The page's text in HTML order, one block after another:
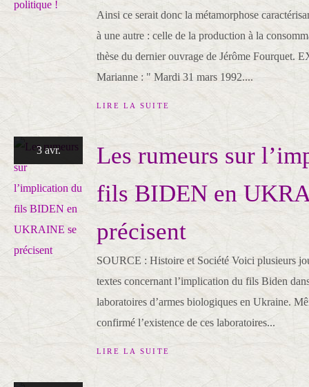
Ainsi ce serait donc la métamorphose
à une autre : celle de la production à la
thèse du dernier ouvrage de Jérôme Fourquet.
Marianne : " Mardi 31 mars 1992....
LIRE LA SUITE
3 avr.
Les rumeurs sur
fils BIDEN en
précisent
SOURCE : Histoire et Société Voici plusieurs
textes concernant l’implication du fils Biden
laboratoires d’armes biologiques en Ukraine.
confirmé l’existence de ces laboratoires...
LIRE LA SUITE